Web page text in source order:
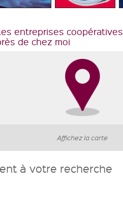
entreprises coopératives
de chez moi
Affichez la carte
à votre recherche